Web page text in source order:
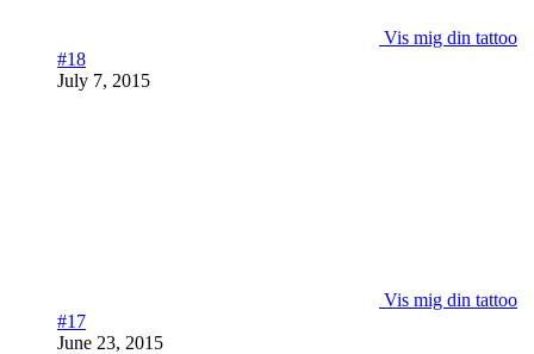
Vis mig din tattoo
#18
July 7, 2015
Vis mig din tattoo
#17
June 23, 2015